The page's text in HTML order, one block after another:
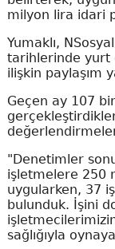
milyon lira idari
Yumaklı,
tarihlerinde yurt
ilişkin paylaşım
Geçen ay 107
"Denetimler
işletmelere 250
uygularken, 37
bulunduk. İşini
sağlığıyla